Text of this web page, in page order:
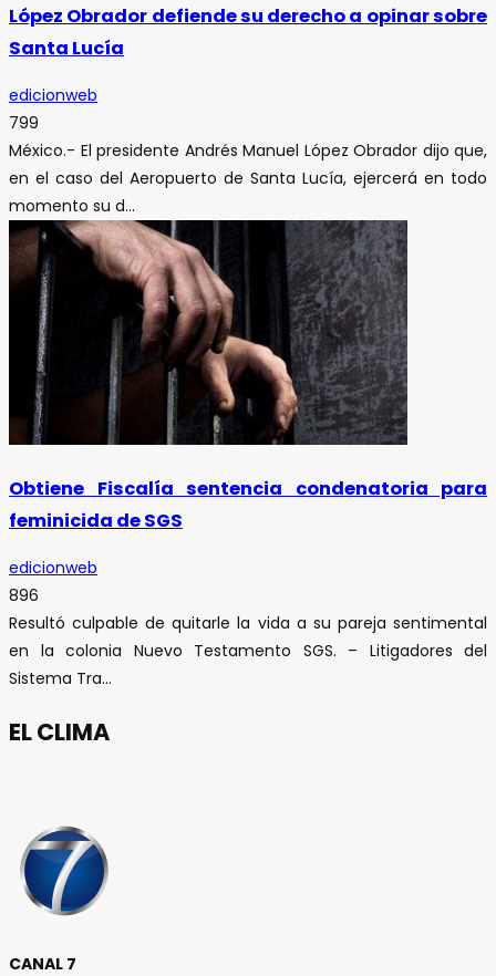
López Obrador defiende su derecho a opinar sobre
Santa Lucía
edicionweb
799
México.- El presidente Andrés Manuel López Obrador dijo que,
en el caso del Aeropuerto de Santa Lucía, ejercerá en todo
momento su d...
Obtiene Fiscalía sentencia condenatoria para
feminicida de SGS
edicionweb
896
Resultó culpable de quitarle la vida a su pareja sentimental
en la colonia Nuevo Testamento SGS. – Litigadores del
Sistema Tra...
EL CLIMA
CANAL 7